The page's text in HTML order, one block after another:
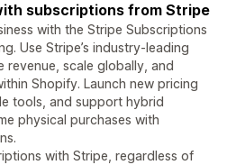
subscriptions from Stripe
with the Stripe Subscriptions
Use Stripe’s industry-leading
revenue, scale globally, and
Shopify. Launch new pricing
tools, and support hybrid
physical purchases with
with Stripe, regardless of